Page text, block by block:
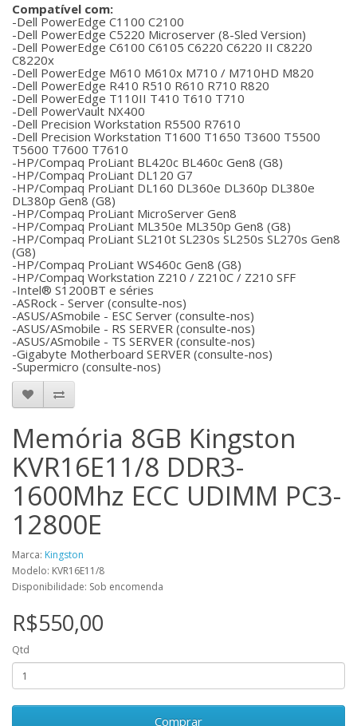
Compatível com:
-Dell PowerEdge C1100 C2100
-Dell PowerEdge C5220 Microserver (8-Sled Version)
-Dell PowerEdge C6100 C6105 C6220 C6220 II C8220
C8220x
-Dell PowerEdge M610 M610x M710 / M710HD M820
-Dell PowerEdge R410 R510 R610 R710 R820
-Dell PowerEdge T110II T410 T610 T710
-Dell PowerVault NX400
-Dell Precision Workstation R5500 R7610
-Dell Precision Workstation T1600 T1650 T3600 T5500
T5600 T7600 T7610
-HP/Compaq ProLiant BL420c BL460c Gen8 (G8)
-HP/Compaq ProLiant DL120 G7
-HP/Compaq ProLiant DL160 DL360e DL360p DL380e
DL380p Gen8 (G8)
-HP/Compaq ProLiant MicroServer Gen8
-HP/Compaq ProLiant ML350e ML350p Gen8 (G8)
-HP/Compaq ProLiant SL210t SL230s SL250s SL270s Gen8
(G8)
-HP/Compaq ProLiant WS460c Gen8 (G8)
-HP/Compaq Workstation Z210 / Z210C / Z210 SFF
-Intel® S1200BT e séries
-ASRock - Server (consulte-nos)
-ASUS/ASmobile - ESC Server (consulte-nos)
-ASUS/ASmobile - RS SERVER (consulte-nos)
-ASUS/ASmobile - TS SERVER (consulte-nos)
-Gigabyte Motherboard SERVER (consulte-nos)
-Supermicro (consulte-nos)
Memória 8GB Kingston
KVR16E11/8 DDR3-
1600Mhz ECC UDIMM PC3-
12800E
Marca: Kingston
Modelo: KVR16E11/8
Disponibilidade: Sob encomenda
R$550,00
Qtd
Comprar